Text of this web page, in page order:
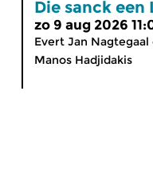
Die sanck een
zo 9 aug 2026
Evert Jan Nagtegaal
Manos Hadjidakis